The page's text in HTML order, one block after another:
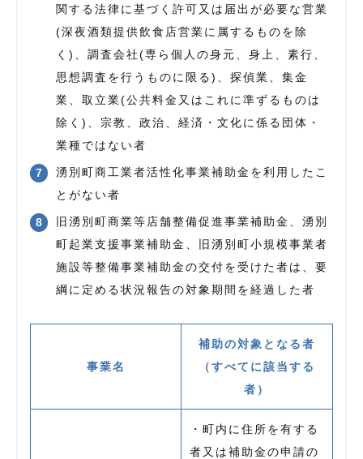
関する法律に基づく許可又は届出が必要な営業
(深夜酒類提供飲食店営業に属するものを除
く)、調査会社(専ら個人の身元、身上、素行、
思想調査を行うものに限る)、探偵業、集金
業、取立業(公共料金又はこれに準ずるものは
除く)、宗教、政治、経済・文化に係る団体・
業種ではない者
湧別町商工業者活性化事業補助金を利用したこ
とがない者
旧湧別町商業等店舗整備促進事業補助金、湧別
町起業支援事業補助金、旧湧別町小規模事業者
施設等整備事業補助金の交付を受けた者は、要
綱に定める状況報告の対象期間を経過した者
事業名
補助の対象となる者
（すべてに該当する
者）
・町内に住所を有する
者又は補助金の申請の